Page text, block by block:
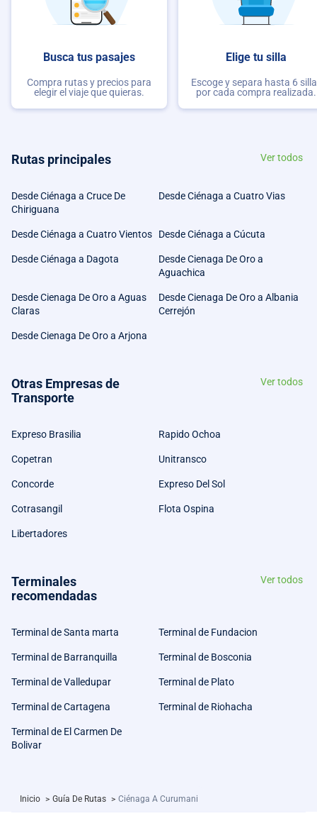
Busca tus pasajes
Compra rutas y precios para
elegir el viaje que quieras.
Elige tu silla
Escoge y separa hasta 6
por cada compra realizada.
Rutas principales Ver todos
Desde Ciénaga a Cruce De
Chiriguana
Desde Ciénaga a Cuatro Vias
Desde Ciénaga a Cuatro Vientos Desde Ciénaga a Cúcuta
Desde Ciénaga a Dagota
Desde Cienaga De Oro a
Aguachica
Desde Cienaga De Oro a Aguas
Claras
Desde Cienaga De Oro a Albania
Cerrejón
Desde Cienaga De Oro a Arjona
Otras Empresas de
Transporte
Ver todos
Expreso Brasilia Rapido Ochoa
Copetran Unitransco
Concorde Expreso Del Sol
Cotrasangil Flota Ospina
Libertadores
Terminales
recomendadas
Ver todos
Terminal de Santa marta Terminal de Fundacion
Terminal de Barranquilla Terminal de Bosconia
Terminal de Valledupar Terminal de Plato
Terminal de Cartagena Terminal de Riohacha
Terminal de El Carmen De
Bolivar
Inicio > Guía De Rutas > Ciénaga A Curumani